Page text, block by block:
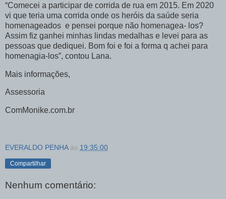
“Comecei a participar de corrida de rua em 2015. Em 2020
vi que teria uma corrida onde os heróis da saúde seria
homenageados e pensei porque não homenagea- los?
Assim fiz ganhei minhas lindas medalhas e levei para as
pessoas que dediquei. Bom foi e foi a forma q achei para
homenagia-los”, contou Lana.
Mais informações,
Assessoria
ComMonike.com.br
EVERALDO PENHA às 19:35:00
Compartilhar
Nenhum comentário: